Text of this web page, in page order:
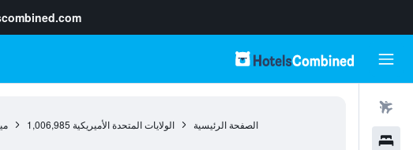
الصفحة الرئيسية الولايات المتحدة الأميريكية 1,006,985